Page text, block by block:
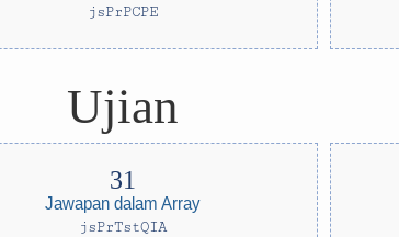
jsPrPCPE
Ujian
Jawapan dalam Array
jsPrTstQIA